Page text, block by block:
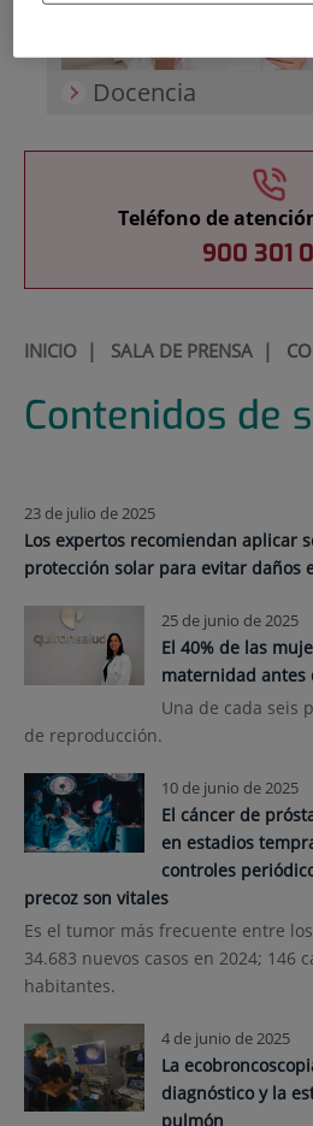
Docencia
Teléfono de
900 301
INICIO| SALA DE PRENSA|
Contenidos de
23 de julio de 2025
Los expertos recomiendan aplicar
protección solar para evitar daños
25 de junio de 2025
El 40% de las
maternidad antes
Una de cada seis
de reproducción.
10 de junio de 2025
El cáncer de
en estadios
controles
precoz son vitales
Es el tumor más frecuente entre
34.683 nuevos casos en 2024; 146
habitantes.
4 de junio de 2025
La
diagnóstico y la
pulmón